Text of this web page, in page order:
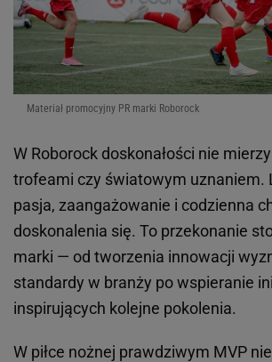
Materiał promocyjny PR marki Roborock
W Roborock doskonałości nie
trofeami czy światowym uznaniem.
pasja, zaangażowanie i codzienna
doskonalenia się. To przekonanie
marki — od tworzenia innowacji
standardy w branży po wspieranie
inspirujących kolejne pokolenia.
W piłce nożnej prawdziwym MVP